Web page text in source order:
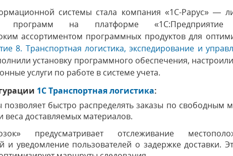
системы стала компания «1С-Рарус» —
программ на платформе «1С:Предприятие
ассортиментом программных продуктов для
8. Транспортная логистика, экспедирование и
установку программного обеспечения,
услуги по работе в системе учета.
1C Транспортная логистика:
быстро распределять заказы по свободным
доставляемых материалов.
предусматривает отслеживание
и уведомление пользователей о задержке доставки.